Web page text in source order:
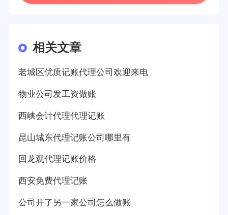
相关文章
老城区优质记账代理公司欢迎来电
物业公司发工资做账
西峡会计代理代理记账
昆山城东代理记账公司哪里有
回龙观代理记账价格
西安免费代理记账
公司开了另一家公司怎么做账